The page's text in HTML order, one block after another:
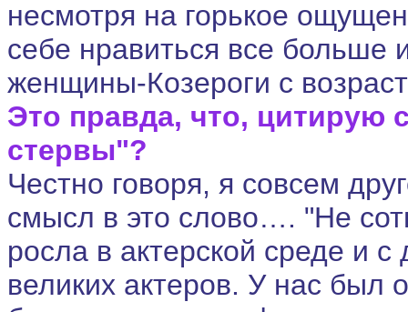
несмотря на горькое
себе нравиться все больше
женщины-Козероги с
Это правда, что, цитирую
стервы"?
Честно говоря, я совсем
смысл в это слово…. "Не
росла в актерской среде и с
великих актеров. У нас был